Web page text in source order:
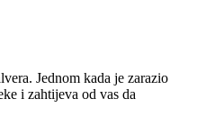
Jednom kada je zarazio
i zahtijeva od vas da